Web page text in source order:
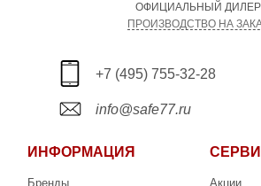
ОФИЦИАЛЬНЫЙ ДИЛЕР
ПРОИЗВОДСТВО НА
+7 (495) 755-32-28
info@safe77.ru
ИНФОРМАЦИЯ
Бренды Акции